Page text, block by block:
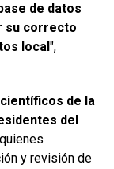
de datos
su correcto
local",
de la
del
y revisión de